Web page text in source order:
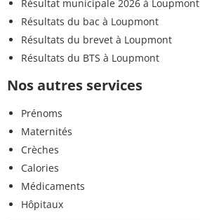
Résultat municipale 2026 à Loupmont
Résultats du bac à Loupmont
Résultats du brevet à Loupmont
Résultats du BTS à Loupmont
Nos autres services
Prénoms
Maternités
Crèches
Calories
Médicaments
Hôpitaux